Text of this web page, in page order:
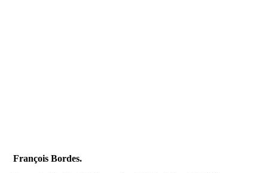
François Bordes.